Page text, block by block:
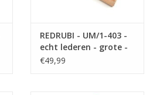
REDRUBI - UM/1-403 -
echt lederen - grote -
dames - portemoenne
- met RFID - vintage
€49,99